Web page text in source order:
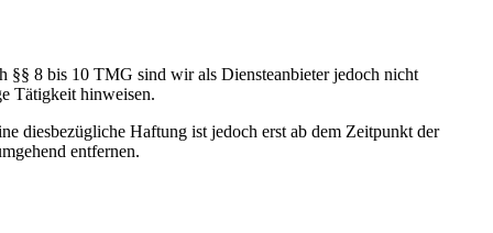
§§ 8 bis 10 TMG sind wir als Diensteanbieter jedoch nicht
Tätigkeit hinweisen.
diesbezügliche Haftung ist jedoch erst ab dem Zeitpunkt der
entfernen.